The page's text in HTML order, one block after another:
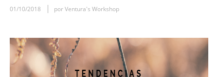
01/10/2018 por Ventura's Workshop